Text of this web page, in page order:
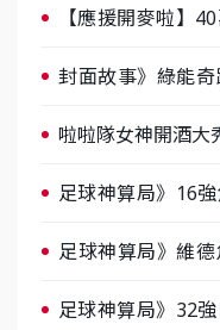
【應援開麥啦】
封面故事》綠能
啦啦隊女神開酒大
足球神算局》16
足球神算局》維
足球神算局》32